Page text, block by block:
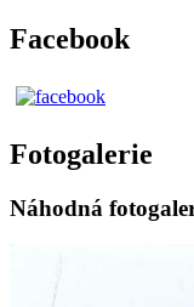
Facebook
Fotogalerie
Náhodná